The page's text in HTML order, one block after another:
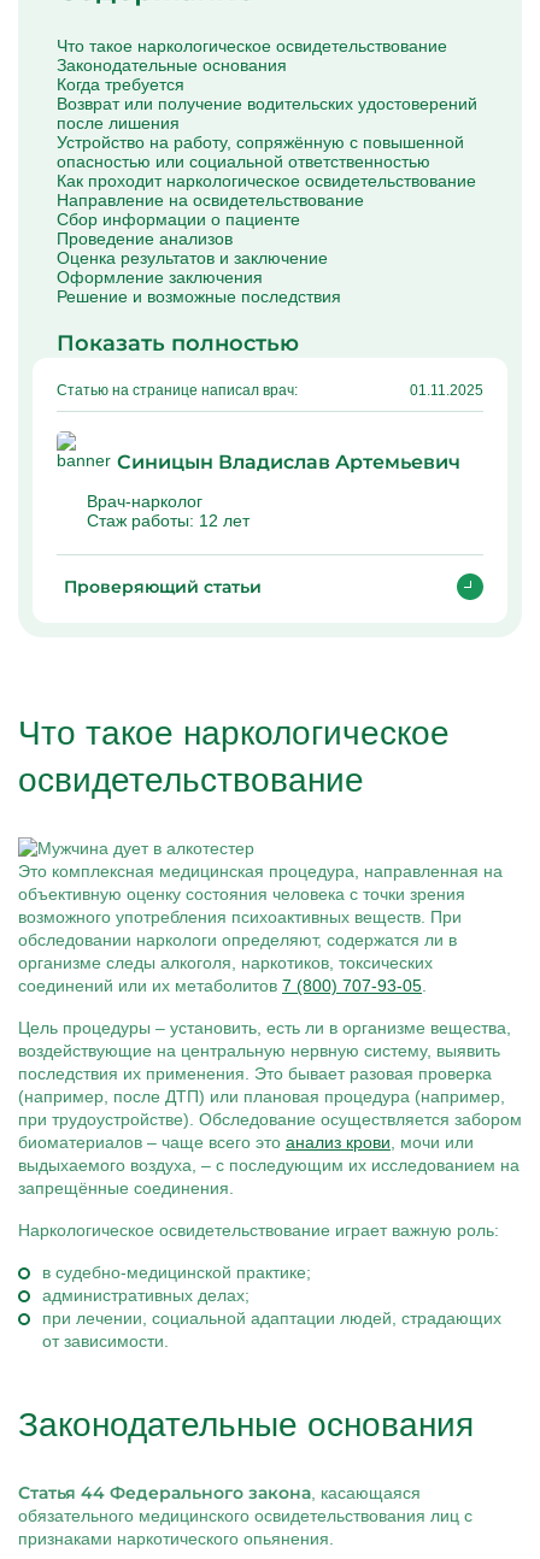
Капельница Церебролизин
Капельница Мильгамма
Капельница Цефтриаксон
Капельница Ципрофлоксацин
Капельница Рингер
Что такое наркологическое освидетельствование
Законодательные основания
Когда требуется
Возврат или получение водительских удостоверений
после лишения
Устройство на работу, сопряжённую с повышенной
опасностью или социальной ответственностью
Как проходит наркологическое освидетельствование
Направление на освидетельствование
Сбор информации о пациенте
Проведение анализов
Оценка результатов и заключение
Оформление заключения
Решение и возможные последствия
Показать полностью
Статью на странице написал врач: 01.11.2025
Синицын Владислав Артемьевич
Врач-нарколог
Стаж работы: 12 лет
Проверяющий статьи
Что такое наркологическое
освидетельствование
Это комплексная медицинская процедура, направленная на
объективную оценку состояния человека с точки зрения
возможного употребления психоактивных веществ. При
обследовании наркологи определяют, содержатся ли в
организме следы алкоголя, наркотиков, токсических
соединений или их метаболитов 7 (800) 707-93-05
Цель процедуры – установить, есть ли в организме вещества,
воздействующие на центральную нервную систему, выявить
последствия их применения. Это бывает разовая проверка
(например, после ДТП) или плановая процедура (например,
при трудоустройстве). Обследование осуществляется забором
биоматериалов – чаще всего это анализ крови , мочи или
выдыхаемого воздуха, – с последующим их исследованием на
запрещённые соединения.
Наркологическое освидетельствование играет важную роль:
в судебно-медицинской практике;
административных делах;
при лечении, социальной адаптации людей, страдающих
от зависимости.
Законодательные основания
Статья 44 Федерального закона , касающаяся
обязательного медицинского освидетельствования лиц с
признаками наркотического опьянения.